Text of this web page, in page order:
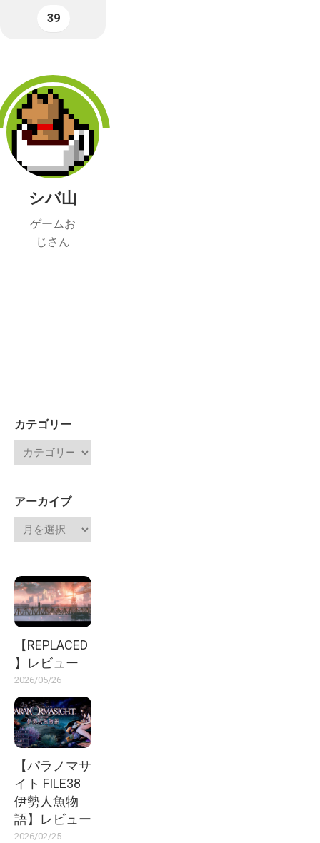
39
シバ山
ゲームお
じさん
カテゴリー
アーカイブ
【REPLACED
】レビュー
2026/05/26
【パラノマサ
イト FILE38
伊勢人魚物
語】レビュー
2026/02/25